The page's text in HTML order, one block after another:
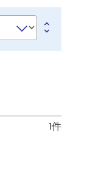
1件